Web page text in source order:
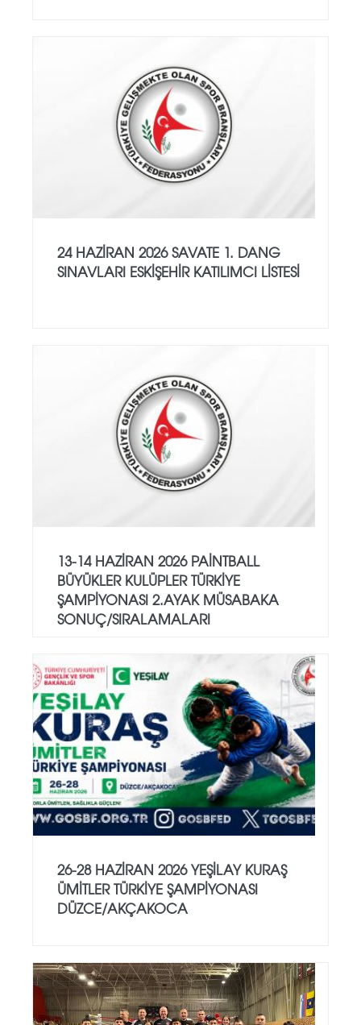
24 HAZİRAN 2026 SAVATE 1. DANG
SINAVLARI ESKİŞEHİR KATILIMCI LİSTESİ
13-14 HAZİRAN 2026 PAİNTBALL
BÜYÜKLER KULÜPLER TÜRKİYE
ŞAMPİYONASI 2.AYAK MÜSABAKA
SONUÇ/SIRALAMALARI
26-28 HAZİRAN 2026 YEŞİLAY KURAŞ
ÜMİTLER TÜRKİYE ŞAMPİYONASI
DÜZCE/AKÇAKOCA